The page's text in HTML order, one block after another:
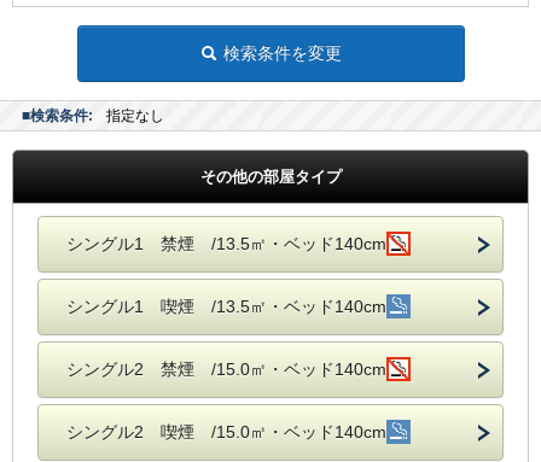
検索条件を変更
■検索条件: 指定なし
その他の部屋タイプ
シングル1 禁煙 /13.5㎡・ベッド140cm
シングル1 喫煙 /13.5㎡・ベッド140cm
シングル2 禁煙 /15.0㎡・ベッド140cm
シングル2 喫煙 /15.0㎡・ベッド140cm